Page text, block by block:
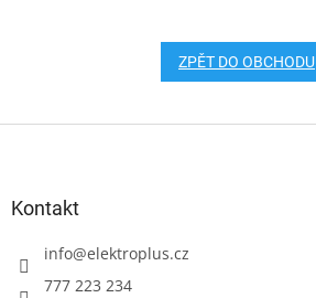
ZPĚT DO OBCHODU
Kontakt
info@elektroplus.cz
777 223 234